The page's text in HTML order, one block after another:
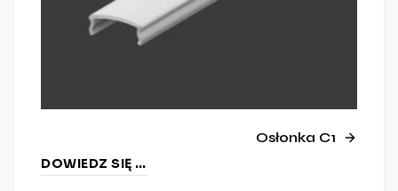
Osłonka C1
DOWIEDZ SIĘ WIĘCEJ